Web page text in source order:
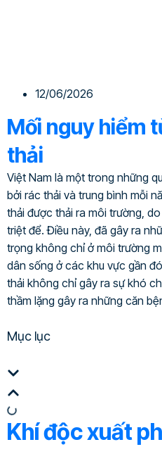
12/06/2026
Mối nguy hiểm
thải
Việt Nam là một trong những
bởi rác thải và trung bình mỗi
thải được thải ra môi trường,
triệt để. Điều này, đã gây ra
trọng không chỉ ở môi trường
dân sống ở các khu vực gần
thải không chỉ gây ra sự khó
thầm lặng gây ra những căn
Mục lục
Khí độc xuất